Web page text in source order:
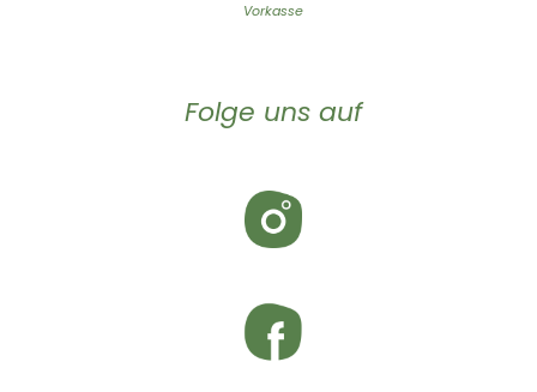
Vorkasse
Folge uns auf